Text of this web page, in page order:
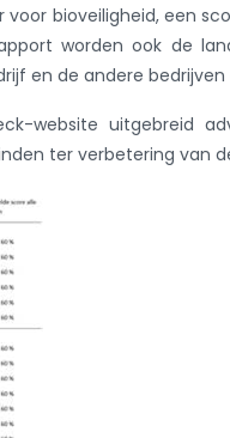
bioveiligheid, een
worden ook de
en de andere
website uitgebreid
ter verbetering van